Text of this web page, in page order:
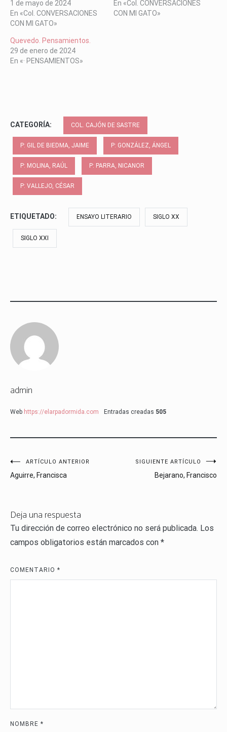
1 de mayo de 2024
En «Col. CONVERSACIONES
CON MI GATO»
En «Col. CONVERSACIONES
CON MI GATO»
Quevedo. Pensamientos.
29 de enero de 2024
En «· PENSAMIENTOS»
CATEGORÍA: COL. CAJÓN DE SASTRE
P: GIL DE BIEDMA, JAIME P: GONZÁLEZ, ÁNGEL
P: MOLINA, RAÚL P: PARRA, NICANOR
P: VALLEJO, CÉSAR
ETIQUETADO: ENSAYO LITERARIO SIGLO XX
SIGLO XXI
admin
Web https://elarpadormida.com Entradas creadas 505
Navegación
de
ARTÍCULO ANTERIOR
Aguirre, Francisca
SIGUIENTE ARTÍCULO
Bejarano, Francisco
Deja una respuesta
Tu dirección de correo electrónico no será publicada. Los
campos obligatorios están marcados con *
COMENTARIO *
NOMBRE *